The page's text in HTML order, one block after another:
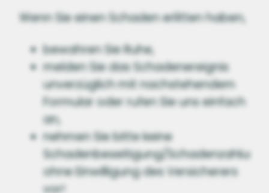
Wenn Sie einen Schaden erlitten haben,
bewahren Sie Ruhe,
melden Sie das Schadenereignis
unverzüglich mit nachstehendem
Formular oder rufen Sie uns einfach
an,
nehmen Sie bitte keine
Schadenbeseitigung/Schadenzahlung
ohne Einwilligung des Versicherers
vor!